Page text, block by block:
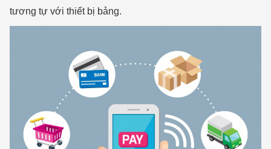
tương tự với thiết bị bảng.